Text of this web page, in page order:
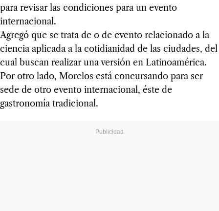
para revisar las condiciones para un evento
internacional.
Agregó que se trata de o de evento relacionado a la
ciencia aplicada a la cotidianidad de las ciudades, del
cual buscan realizar una versión en Latinoamérica.
Por otro lado, Morelos está concursando para ser
sede de otro evento internacional, éste de
gastronomía tradicional.